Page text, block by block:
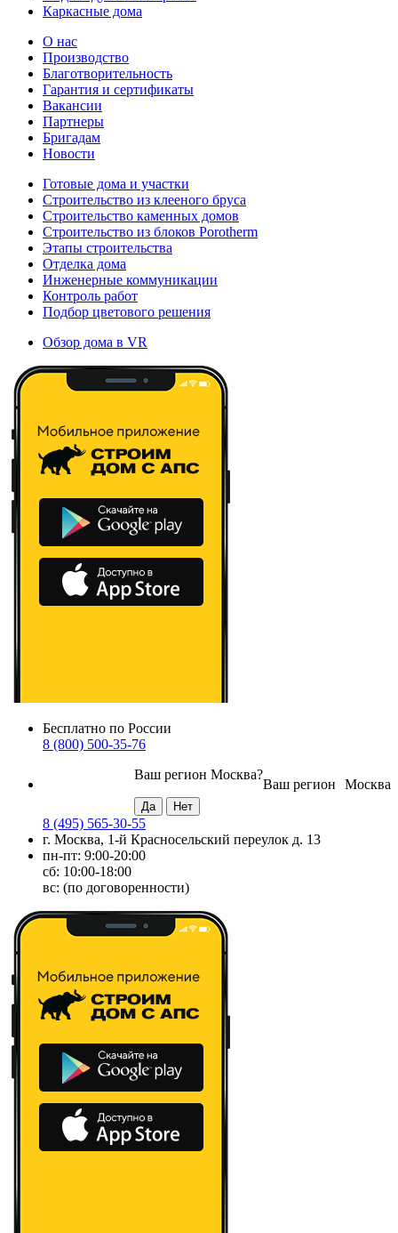
Каркасные дома
О нас
Производство
Благотворительность
Гарантия и сертификаты
Вакансии
Партнеры
Бригадам
Новости
Готовые дома и участки
Строительство из клееного бруса
Строительство каменных домов
Строительство из блоков Porotherm
Этапы строительства
Отделка дома
Инженерные коммуникации
Контроль работ
Подбор цветового решения
Обзор дома в VR
Бесплатно по России
8 (800) 500-35-76
Москва
Ваш регион
Ваш регион Москва?
8 (495) 565-30-55
г. Москва, 1-й Красносельский переулок д. 13
пн-пт: 9:00-20:00
сб: 10:00-18:00
вс: (по договоренности)